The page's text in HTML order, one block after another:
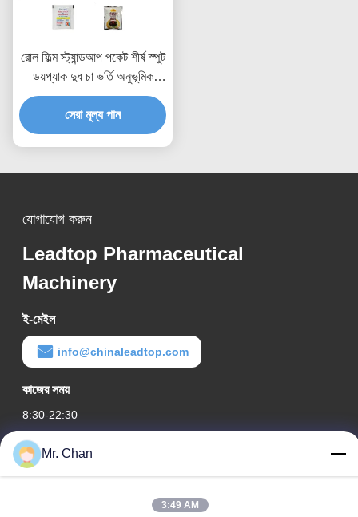
রোল ফিল্ম স্ট্যান্ডআপ পকেট শীর্ষ স্পুট
ডয়প্যাক দুধ চা ভর্তি অনুভূমিক
বহুমুখী প্যাকেজিং মেশিন
সেরা মূল্য পান
যোগাযোগ করুন
Leadtop Pharmaceutical
Machinery
ই-মেইল
info@chinaleadtop.com
কাজের সময়
8:30-22:30
আমাদের ঠিকানা
কোম্পানির ঠিকানা
28 তম, জিউয়ান আরডি, জিউলি ইন্ডাস্ট্রিয়াল জোন, শাংওয়াং। রুইয়ান শহর, ঝেজিয়াং,
Mr. Chan
3:49 AM